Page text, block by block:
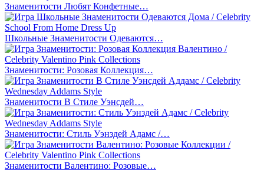
Знаменитости Любят Конфетные…
Школьные Знаменитости Одеваются…
Знаменитости: Розовая Коллекция…
Знаменитости В Стиле Уэнсдей…
Знаменитости: Стиль Уэнздей Адамс /…
Знаменитости Валентино: Розовые…